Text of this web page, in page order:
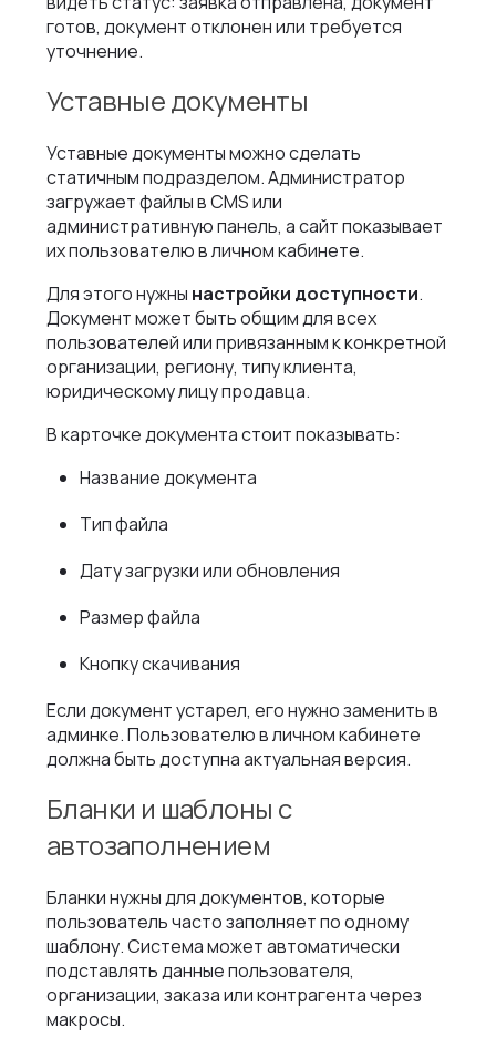
готов, документ отклонен или требуется
уточнение.
Уставные документы
Уставные документы можно сделать
статичным подразделом. Администратор
загружает файлы в CMS или
административную панель, а сайт показывает
их пользователю в личном кабинете.
Для этого нужны настройки доступности.
Документ может быть общим для всех
пользователей или привязанным к конкретной
организации, региону, типу клиента,
юридическому лицу продавца.
В карточке документа стоит показывать:
Название документа
Тип файла
Дату загрузки или обновления
Размер файла
Кнопку скачивания
Если документ устарел, его нужно заменить в
админке. Пользователю в личном кабинете
должна быть доступна актуальная версия.
Бланки и шаблоны с
автозаполнением
Бланки нужны для документов, которые
пользователь часто заполняет по одному
шаблону. Система может автоматически
подставлять данные пользователя,
организации, заказа или контрагента через
макросы.